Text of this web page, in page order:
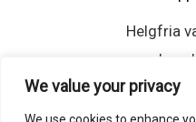
We value your privacy
Helgfria